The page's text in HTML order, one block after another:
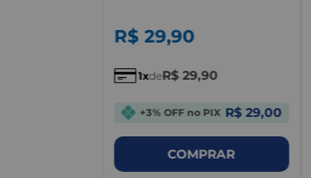
R$ 29,90
1 deR$ 29,90
+3% OFF no PIX R$ 29,00
COMPRAR